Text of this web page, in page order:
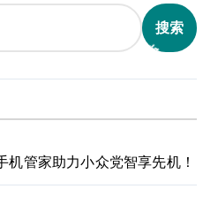
搜索
机管家助力小众党智享先机！